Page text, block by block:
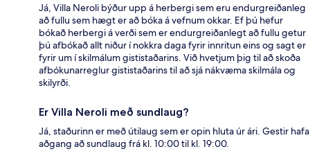
Já, Villa Neroli býður upp á herbergi sem eru endurgreiðanleg
að fullu sem hægt er að bóka á vefnum okkar. Ef þú hefur
bókað herbergi á verði sem er endurgreiðanlegt að fullu getur
þú afbókað allt niður í nokkra daga fyrir innritun eins og sagt er
fyrir um í skilmálum gististaðarins. Við hvetjum þig til að skoða
afbókunarreglur gististaðarins til að sjá nákvæma skilmála og
skilyrði.
Er Villa Neroli með sundlaug?
Já, staðurinn er með útilaug sem er opin hluta úr ári. Gestir hafa
aðgang að sundlaug frá kl. 10:00 til kl. 19:00.